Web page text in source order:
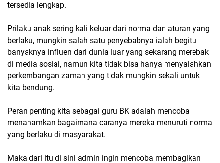
tersedia lengkap.
Prilaku anak sering kali keluar dari norma dan aturan yang
berlaku, mungkin salah satu penyebabnya ialah begitu
banyaknya influen dari dunia luar yang sekarang merebak
di media sosial, namun kita tidak bisa hanya menyalahkan
perkembangan zaman yang tidak mungkin sekali untuk
kita bendung.
Peran penting kita sebagai guru BK adalah mencoba
menanamkan bagaimana caranya mereka menuruti norma
yang berlaku di masyarakat.
Maka dari itu di sini admin ingin mencoba membagikan